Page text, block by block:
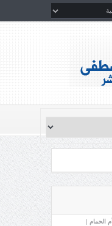
أم الحمام |